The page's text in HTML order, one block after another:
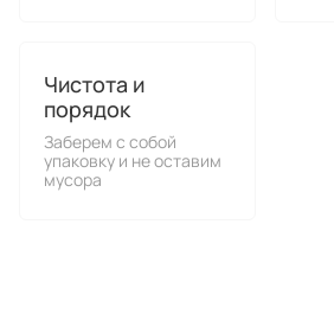
Чистота и
порядок
Заберем с собой
упаковку и не оставим
мусора